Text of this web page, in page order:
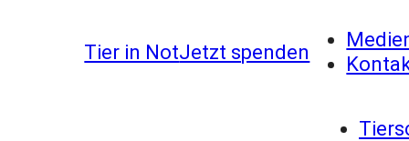
Tier in NotJetzt spenden